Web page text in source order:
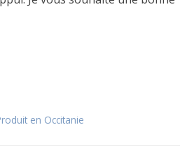
en Occitanie